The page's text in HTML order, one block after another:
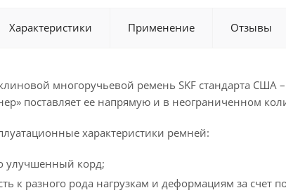
Характеристики Применение Отзывы
многоручьевой ремень SKF стандарта США
поставляет ее напрямую и в неограниченном
характеристики ремней:
улучшенный корд;
к разного рода нагрузкам и деформациям за счет